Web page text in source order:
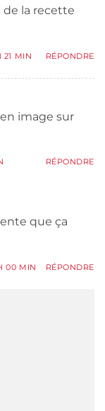
de la recette
21 MIN RÉPONDRE
image sur
RÉPONDRE
que ça
00 MIN RÉPONDRE